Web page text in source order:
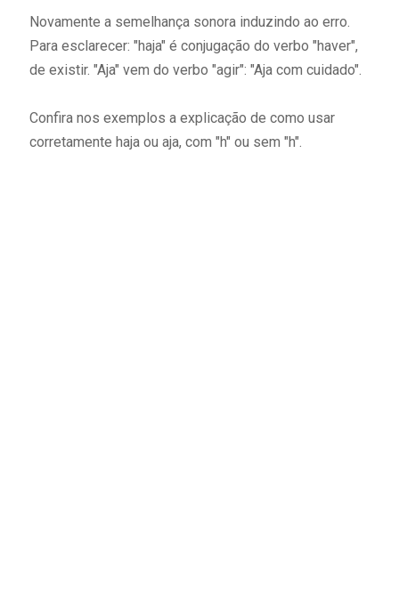
Novamente a semelhança sonora induzindo ao erro.
Para esclarecer: "haja" é conjugação do verbo "haver",
de existir. "Aja" vem do verbo "agir": "Aja com cuidado".
Confira nos exemplos a explicação de como usar
corretamente haja ou aja, com "h" ou sem "h".